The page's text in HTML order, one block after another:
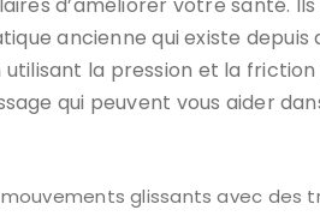
ancienne qui existe depuis
la pression et la
qui peuvent vous aider
glissants avec des